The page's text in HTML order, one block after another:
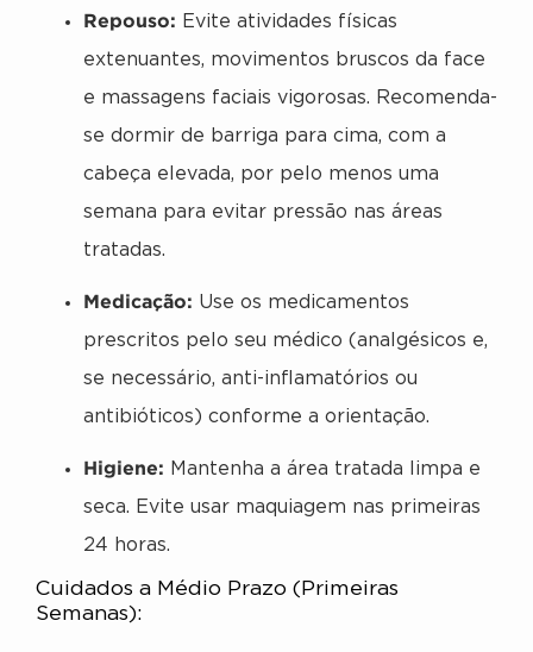
Repouso: Evite atividades físicas
extenuantes, movimentos bruscos da face
e massagens faciais vigorosas. Recomenda-
se dormir de barriga para cima, com a
cabeça elevada, por pelo menos uma
semana para evitar pressão nas áreas
tratadas.
Medicação: Use os medicamentos
prescritos pelo seu médico (analgésicos e,
se necessário, anti-inflamatórios ou
antibióticos) conforme a orientação.
Higiene: Mantenha a área tratada limpa e
seca. Evite usar maquiagem nas primeiras
24 horas.
Cuidados a Médio Prazo (Primeiras
Semanas):